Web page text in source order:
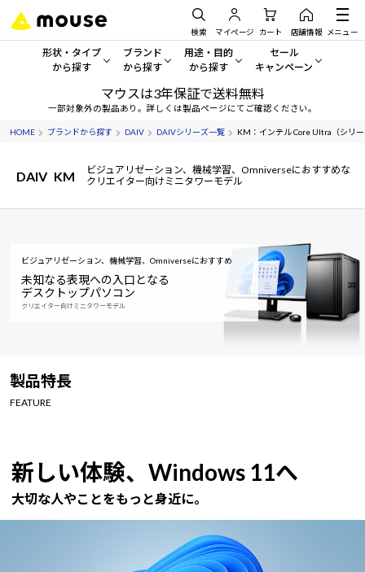
検索 マイページ カート 店舗情報 メニュー
形状・タイプ
から探す
形状・タイプから探す をすべてみる
デスクトップPC
ノートPC
サーバー
ワークステーション
Windows 11
ブランド
から探す
mouse
G TUNE
NEXTGEAR
MousePro
iiyama
用途・目的
から探す
一般向けパソコン
ゲーミングPC・ゲーム向けパソコン
クリエイティブ向け
学習向けパソコン
スペック/パーツ別
セール
キャンペーン
セール・キャンペー
期間限定セール
すべて新品の旧モデル製品
おすすめ目玉パソコン
今イチオシのパソコンをピ
Windows 11 |Copilot+ PC
マウスは3年保証で送料無料
一部対象外の製品あり。詳しくは製品ページにてご確認ください。
HOME ブランドから探す DAIV DAIVシリーズ一覧 KM：インテル Core Ultra（シリ
DAIV KM
ビジュアリゼーション、機械学習、Omniverseにおすすめな
クリエイター向けミニタワーモデル
ビジュアリゼーション、機械学習、Omniverseにおすすめ
未知なる表現への入口となる
デスクトップパソコン
クリエイター向けミニタワーモデル
製品特長
FEATURE
新しい体験、Windows 11へ
大切な人やことをもっと身近に。